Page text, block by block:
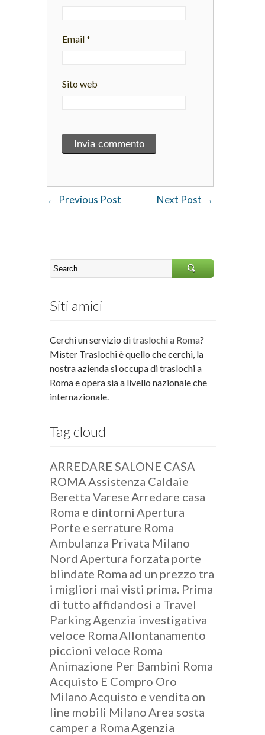
Email*
Sito web
← Previous Post Next Post →
Siti amici
Cerchi un servizio ditraslochi a Roma?
Mister Traslochi è quello che cerchi, la
nostra azienda si occupa di traslochi a
Roma e opera sia a livello nazionale che
internazionale.
Tag cloud
ARREDARE SALONE CASA
ROMAAssistenza Caldaie
Beretta VareseArredare casa
Roma e dintorni Apertura
Porte e serrature Roma
Ambulanza Privata Milano
Nord Apertura forzata porte
blindate Roma ad un prezzo tra
i migliori mai visti prima. Prima
di tutto affidandosi a Travel
ParkingAgenzia investigativa
veloce RomaAllontanamento
piccioni veloce Roma
Animazione Per Bambini Roma
Acquisto E Compro Oro
MilanoAcquisto e vendita on
line mobili MilanoArea sosta
camper a RomaAgenzia